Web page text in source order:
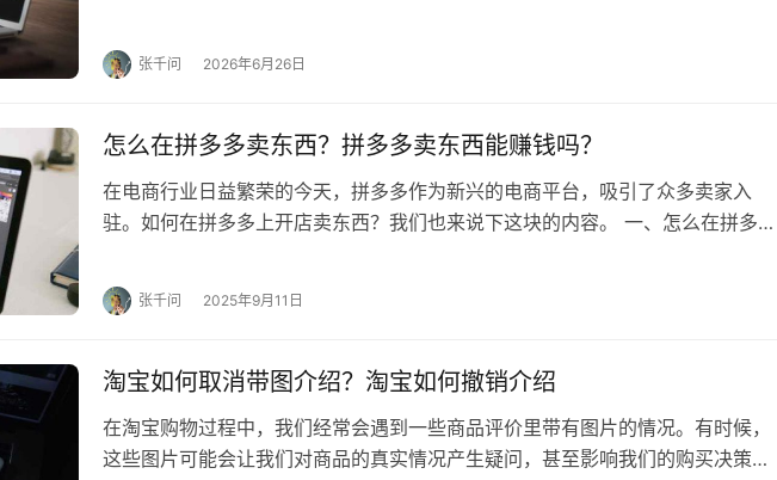
张千问 2026年6月26日
怎么在拼多多卖东西？拼多多卖东西能赚钱吗？
在电商行业日益繁荣的今天，拼多多作为新兴的电商平台，吸引了众多卖家入
驻。如何在拼多多上开店卖东西？我们也来说下这块的内容。 一、怎么在拼多多
张千问 2025年9月11日
淘宝如何取消带图介绍？淘宝如何撤销介绍
在淘宝购物过程中，我们经常会遇到一些商品评价里带有图片的情况。有时候，
这些图片可能会让我们对商品的真实情况产生疑问，甚至影响我们的购买决策。